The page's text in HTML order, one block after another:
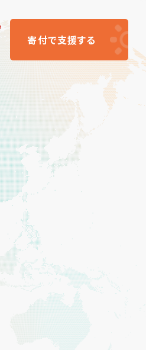
寄付で支援する